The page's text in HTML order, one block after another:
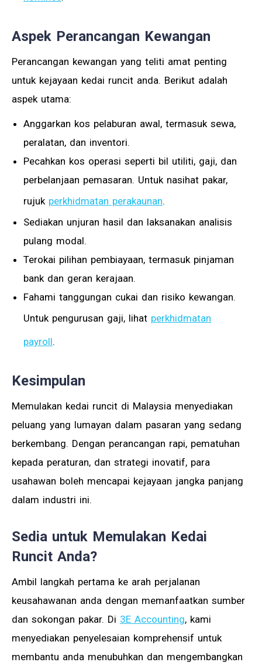
Aspek Perancangan Kewangan
Perancangan kewangan yang teliti amat penting
untuk kejayaan kedai runcit anda. Berikut adalah
aspek utama:
Anggarkan kos pelaburan awal, termasuk sewa,
peralatan, dan inventori.
Pecahkan kos operasi seperti bil utiliti, gaji, dan
perbelanjaan pemasaran. Untuk nasihat pakar,
rujuk perkhidmatan perakaunan.
Sediakan unjuran hasil dan laksanakan analisis
pulang modal.
Terokai pilihan pembiayaan, termasuk pinjaman
bank dan geran kerajaan.
Fahami tanggungan cukai dan risiko kewangan.
Untuk pengurusan gaji, lihat perkhidmatan
payroll.
Kesimpulan
Memulakan kedai runcit di Malaysia menyediakan
peluang yang lumayan dalam pasaran yang sedang
berkembang. Dengan perancangan rapi, pematuhan
kepada peraturan, dan strategi inovatif, para
usahawan boleh mencapai kejayaan jangka panjang
dalam industri ini.
Sedia untuk Memulakan Kedai
Runcit Anda?
Ambil langkah pertama ke arah perjalanan
keusahawanan anda dengan memanfaatkan sumber
dan sokongan pakar. Di 3E Accounting, kami
menyediakan penyelesaian komprehensif untuk
membantu anda menubuhkan dan mengembangkan